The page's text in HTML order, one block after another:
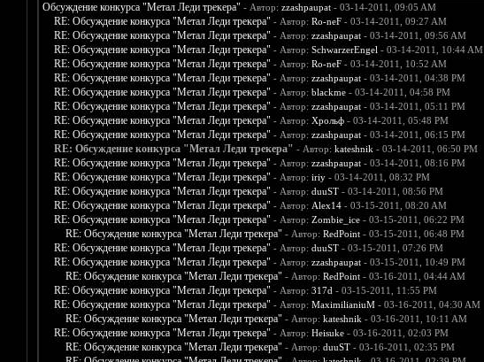
Обсуждение конкурса "Метал Леди трекера" - Автор: zzashpaupat- 03-14-2011, 09:05 AM
RE: Обсуждение конкурса "Метал Леди трекера" - Автор: Ro-neF- 03-14-2011, 09:27 AM
RE: Обсуждение конкурса "Метал Леди трекера" - Автор: zzashpaupat- 03-14-2011, 09:56 AM
RE: Обсуждение конкурса "Метал Леди трекера" - Автор: SchwarzerEngel - 03-14-2011, 10:44 AM
RE: Обсуждение конкурса "Метал Леди трекера" - Автор: Ro-neF- 03-14-2011, 10:52 AM
RE: Обсуждение конкурса "Метал Леди трекера" - Автор: zzashpaupat- 03-14-2011, 04:38 PM
RE: Обсуждение конкурса "Метал Леди трекера" - Автор: blackme- 03-14-2011, 04:58 PM
RE: Обсуждение конкурса "Метал Леди трекера" - Автор: zzashpaupat- 03-14-2011, 05:11 PM
RE: Обсуждение конкурса "Метал Леди трекера" - Автор: Хрольф- 03-14-2011, 05:48 PM
RE: Обсуждение конкурса "Метал Леди трекера" - Автор: zzashpaupat- 03-14-2011, 06:15 PM
RE: Обсуждение конкурса "Метал Леди трекера" - Автор: kateshnik - 03-14-2011, 06:50 PM
RE: Обсуждение конкурса "Метал Леди трекера" - Автор: zzashpaupat- 03-14-2011, 08:16 PM
RE: Обсуждение конкурса "Метал Леди трекера" - Автор: iriy- 03-14-2011, 08:32 PM
RE: Обсуждение конкурса "Метал Леди трекера" - Автор: duuST- 03-14-2011, 08:56 PM
RE: Обсуждение конкурса "Метал Леди трекера" - Автор: Alex14- 03-15-2011, 08:20 AM
RE: Обсуждение конкурса "Метал Леди трекера" - Автор: Zombie_ice- 03-15-2011, 06:22 PM
RE: Обсуждение конкурса "Метал Леди трекера" - Автор: RedPoint- 03-15-2011, 06:48 PM
RE: Обсуждение конкурса "Метал Леди трекера" - Автор: duuST- 03-15-2011, 07:26 PM
RE: Обсуждение конкурса "Метал Леди трекера" - Автор: zzashpaupat- 03-15-2011, 10:49 PM
RE: Обсуждение конкурса "Метал Леди трекера" - Автор: RedPoint- 03-16-2011, 04:44 AM
RE: Обсуждение конкурса "Метал Леди трекера" - Автор: 317d - 03-15-2011, 11:55 PM
RE: Обсуждение конкурса "Метал Леди трекера" - Автор: MaximilianiuM- 03-16-2011, 04:30 AM
RE: Обсуждение конкурса "Метал Леди трекера" - Автор: kateshnik - 03-16-2011, 10:11 AM
RE: Обсуждение конкурса "Метал Леди трекера" - Автор: Heisuke- 03-16-2011, 02:03 PM
RE: Обсуждение конкурса "Метал Леди трекера" - Автор: duuST- 03-16-2011, 02:35 PM